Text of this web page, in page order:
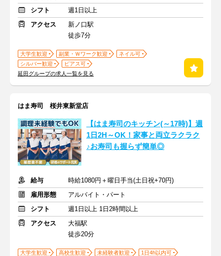
シフト
週1日以上
アクセス
新ノ口駅
徒歩7分
大学生歓迎 副業・Ｗワーク歓迎
ネイル可
シルバー歓迎
ピアス可
延田グループの求人一覧を見る
はま寿司 桜井東新堂店
【はま寿司のキッチン(～17時)】週
1日2H～OK！家事と両立ラクラク
♪お寿司も握らず簡単◎
給与
時給1080円＋曜日手当(土日祝+70円)
雇用形態
アルバイト・パート
シフト
週1日以上 1日2時間以上
アクセス
大福駅
徒歩20分
大学生歓迎 高校生歓迎 未経験者歓迎
1日4h以内可